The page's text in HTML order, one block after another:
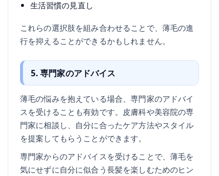
生活習慣の見直し
これらの選択肢を組み合わせることで、薄毛の進
行を抑えることができるかもしれません。
5. 専門家のアドバイス
薄毛の悩みを抱えている場合、専門家のアドバイ
スを受けることも有効です。皮膚科や美容院の専
門家に相談し、自分に合ったケア方法やスタイル
を提案してもらうことができます。
専門家からのアドバイスを受けることで、薄毛を
気にせずに自分に似合う長髪を楽しむためのヒン